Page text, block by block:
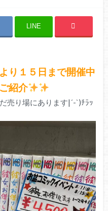
LINE
り１５日まで開催中
紹介
売り場にあります|´-`)ﾁﾗｯ